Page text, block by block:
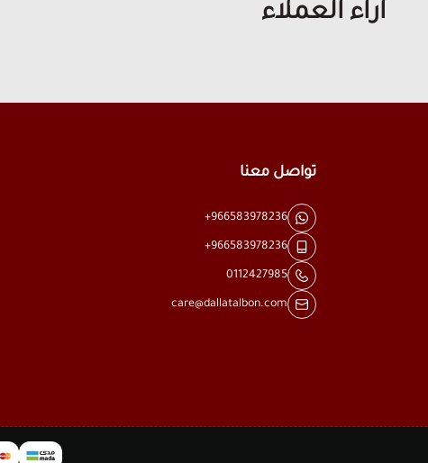
آراء العملاء
تواصل معنا
+966583978236
+966583978236
0112427985
care@dallatalbon.com